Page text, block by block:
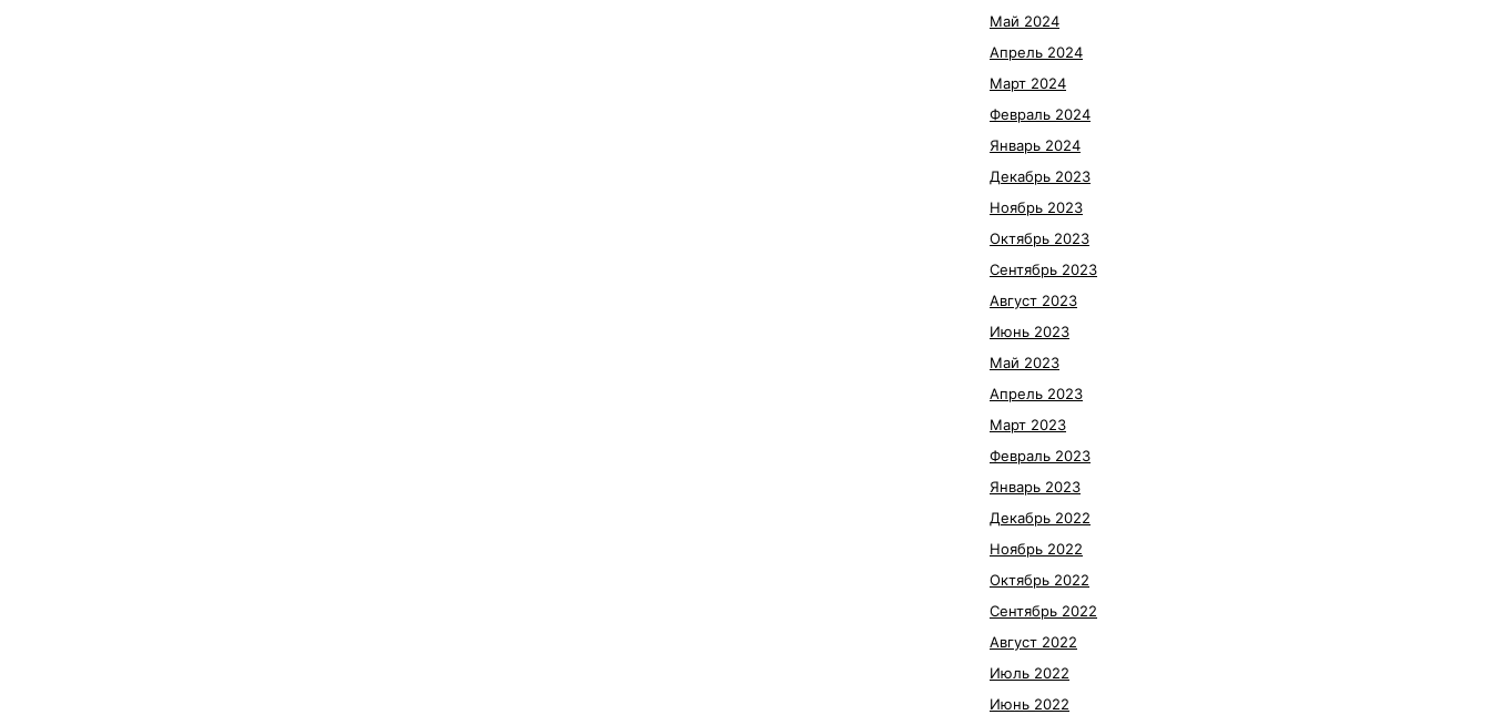
Май 2024
Апрель 2024
Март 2024
Февраль 2024
Январь 2024
Декабрь 2023
Ноябрь 2023
Октябрь 2023
Сентябрь 2023
Август 2023
Июнь 2023
Май 2023
Апрель 2023
Март 2023
Февраль 2023
Январь 2023
Декабрь 2022
Ноябрь 2022
Октябрь 2022
Сентябрь 2022
Август 2022
Июль 2022
Июнь 2022